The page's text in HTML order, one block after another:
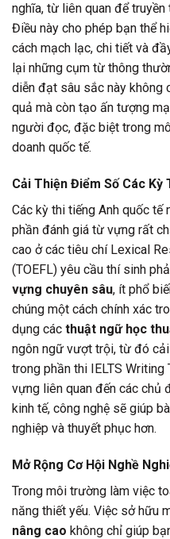
nghĩa, từ liên quan để
Điều này cho phép bạn thể
cách mạch lạc, chi tiết và
lại những cụm từ thông
diễn đạt sâu sắc này không
quả mà còn tạo ấn tượng
người đọc, đặc biệt trong
doanh quốc tế.
Cải Thiện Điểm Số Các Kỳ
Các kỳ thi tiếng Anh quốc tế
phần đánh giá từ vựng rất
cao ở các tiêu chí Lexical
(TOEFL) yêu cầu thí sinh
vựng chuyên sâu, ít phổ
chúng một cách chính xác
dụng các thuật ngữ học
ngôn ngữ vượt trội, từ đó
trong phần thi IELTS
vựng liên quan đến các chủ
kinh tế, công nghệ sẽ giúp
nghiệp và thuyết phục hơn.
Mở Rộng Cơ Hội Nghề
Trong môi trường làm việc
năng thiết yếu. Việc sở hữu
nâng cao không chỉ giúp